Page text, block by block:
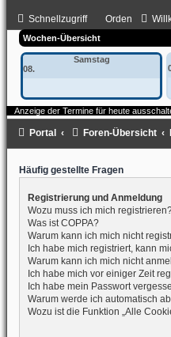
Schnellzugriff Orden
Wochen-Übersicht
Samstag
08.
Anzeige der Termine für heute
Portal Foren-Übersicht
Häufig gestellte Fragen
Registrierung und Anmeldung
Wozu muss ich mich
Was ist COPPA?
Warum kann ich mich nicht
Ich habe mich registriert, kann
Warum kann ich mich nicht
Ich habe mich vor einiger Zeit
Ich habe mein Passwort
Warum werde ich automatisch
Wozu ist die Funktion „Alle